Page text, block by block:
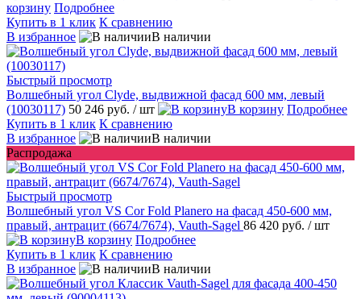
корзину Подробнее
Купить в 1 клик К сравнению
В избранное
В наличии
Быстрый просмотр
Волшебный угол Clyde, выдвижной фасад 600 мм, левый
(10030117) 50 246 руб. / шт В корзину Подробнее
Купить в 1 клик К сравнению
В избранное
В наличии
Распродажа
Быстрый просмотр
Волшебный угол VS Cor Fold Planero на фасад 450-600 мм,
правый, антрацит (6674/7674), Vauth-Sagel 86 420 руб. / шт
В корзину Подробнее
Купить в 1 клик К сравнению
В избранное
В наличии